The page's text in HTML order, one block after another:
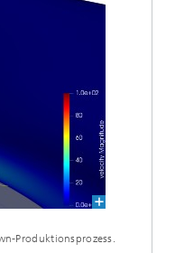
Produktionsprozess.